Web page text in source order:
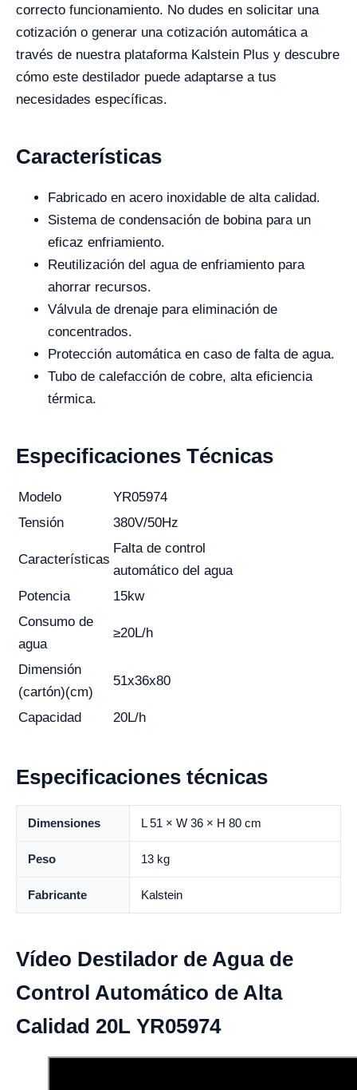
correcto funcionamiento. No dudes en solicitar una
cotización o generar una cotización automática a
través de nuestra plataforma Kalstein Plus y descubre
cómo este destilador puede adaptarse a tus
necesidades específicas.
Características
Fabricado en acero inoxidable de alta calidad.
Sistema de condensación de bobina para un
eficaz enfriamiento.
Reutilización del agua de enfriamiento para
ahorrar recursos.
Válvula de drenaje para eliminación de
concentrados.
Protección automática en caso de falta de agua.
Tubo de calefacción de cobre, alta eficiencia
térmica.
Especificaciones Técnicas
Modelo
YR05974
Tensión
380V/50Hz
Características
Falta de control
automático del agua
Potencia
15kw
Consumo de
agua
≥20L/h
Dimensión
(cartón)(cm)
51x36x80
Capacidad 20L/h
Especificaciones técnicas
Dimensiones L 51 × W 36 × H 80 cm
Peso 13 kg
Fabricante Kalstein
Vídeo Destilador de Agua de
Control Automático de Alta
Calidad 20L YR05974